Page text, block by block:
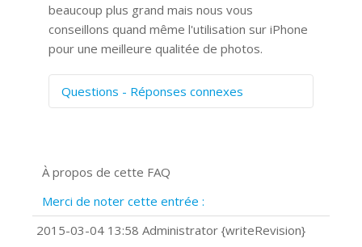
beaucoup plus grand mais nous vous
conseillons quand même l'utilisation sur iPhone
pour une meilleure qualitée de photos.
Questions - Réponses connexes
Prise de vue 360°
?
Comment installer Google Chrome ?
À propos de cette FAQ
Merci de noter cette entrée :
2015-03-04 13:58 Administrator {writeRevision}